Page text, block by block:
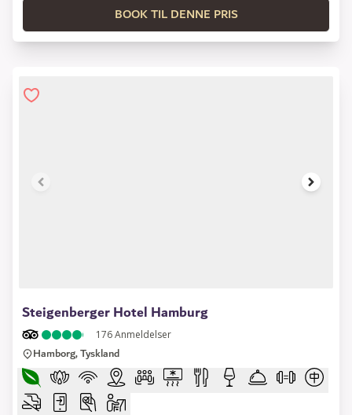
BOOK TIL DENNE PRIS
Steigenberger Hotel Hamburg
176Anmeldelser
Hamborg, Tyskland